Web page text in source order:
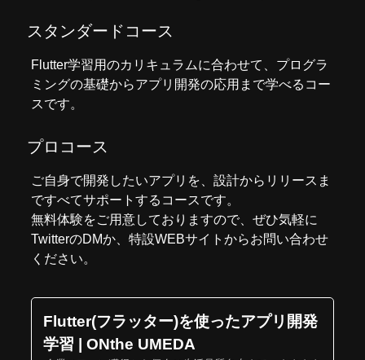
スタンダードコース
Flutter学習用のカリキュラムに合わせて、プログラ
ミングの基礎からアプリ開発の応用まで学べるコー
スです。
プロコース
ご自身で開発したいアプリを、設計からリリースま
ですべてサポートするコースです。
無料体験をご用意しておりますので、ぜひ気軽に
TwitterのDMか、 特設WEBサイト からお問い合わせ
ください。
Flutter(フラッター)を使ったアプリ開発
学習 | ONthe UMEDA